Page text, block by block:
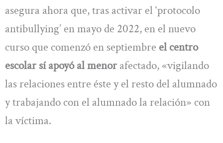
asegura ahora que, tras activar el ‘protocolo
antibullying’ en mayo de 2022, en el nuevo
curso que comenzó en septiembre el centro
escolar sí apoyó al menor afectado, «vigilando
las relaciones entre éste y el resto del alumnado
y trabajando con el alumnado la relación» con
la víctima.